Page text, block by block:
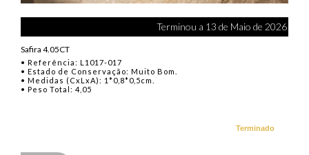
Terminou a 13 de Maio de 2026
Safira 4.05CT
• Referência: L1017-017
• Estado de Conservação: Muito Bom.
• Medidas (CxLxA): 1*0,8*0,5cm.
• Peso Total: 4,05
Terminado